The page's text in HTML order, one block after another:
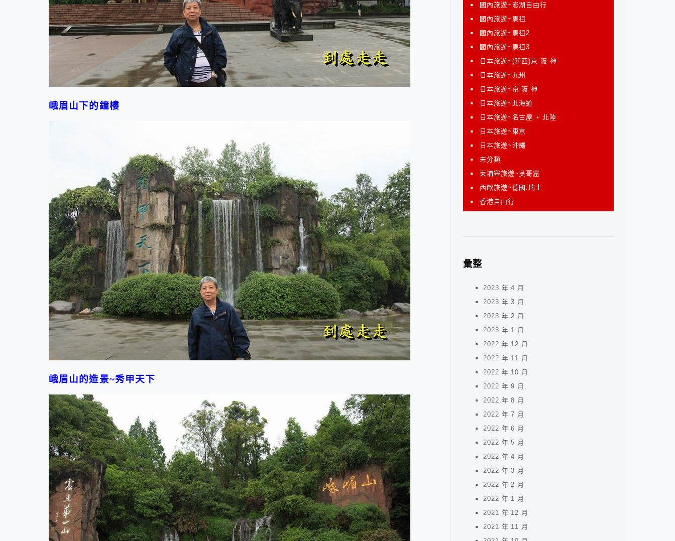
峨眉山下的鐘樓
峨眉山的造景~秀甲天下
國內旅遊~澎湖自由行
國內旅遊~馬祖
國內旅遊~馬祖2
國內旅遊~馬祖3
日本旅遊~(關西)京.阪.神
日本旅遊~九州
日本旅遊~京.阪.神
日本旅遊~北海道
日本旅遊~名古屋.+ 北陸
日本旅遊~東京
日本旅遊~沖繩
未分類
柬埔寨旅遊~吳哥窟
西歐旅遊~德國.瑞士
香港自由行
彙整
2023 年 4 月
2023 年 3 月
2023 年 2 月
2023 年 1 月
2022 年 12 月
2022 年 11 月
2022 年 10 月
2022 年 9 月
2022 年 8 月
2022 年 7 月
2022 年 6 月
2022 年 5 月
2022 年 4 月
2022 年 3 月
2022 年 2 月
2022 年 1 月
2021 年 12 月
2021 年 11 月